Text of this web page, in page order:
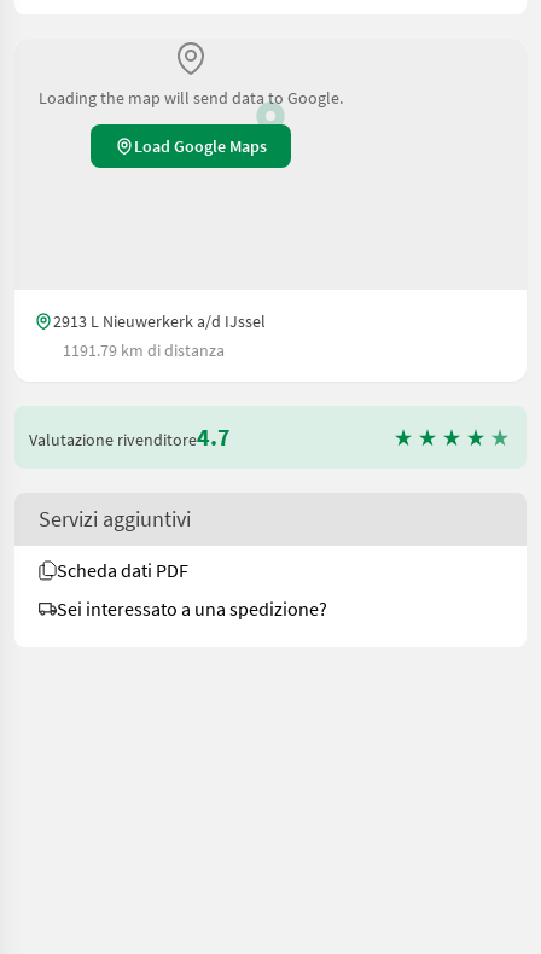
Loading the map will send data to Google.
Load Google Maps
2913 L Nieuwerkerk a/d IJssel
1191.79 km di distanza
Valutazione rivenditore4.7
Servizi aggiuntivi
Scheda dati PDF
Sei interessato a una spedizione?